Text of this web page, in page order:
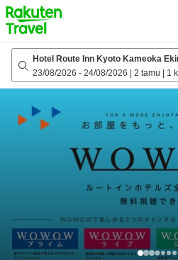
to
top
page
Hotel Route Inn Kyoto Kameoka
23/08/2026 - 24/08/2026 2 tamu 1